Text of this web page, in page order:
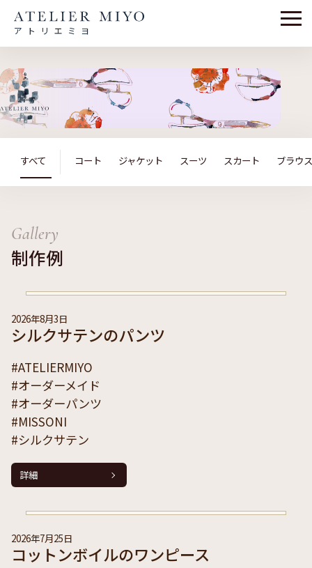
アトリエミヨ
すべて コート ジャケット スーツ スカート ブラウス
Gallery
制作例
2026年8月3日
シルクサテンのパンツ
#ATELIERMIYO
#オーダーメイド
#オーダーパンツ
#MISSONI
#シルクサテン
詳細
2026年7月25日
コットンボイルのワンピース